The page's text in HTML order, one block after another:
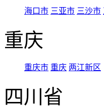
海口市 三亚市 三沙市
重庆
重庆市 重庆 两江新区
四川省